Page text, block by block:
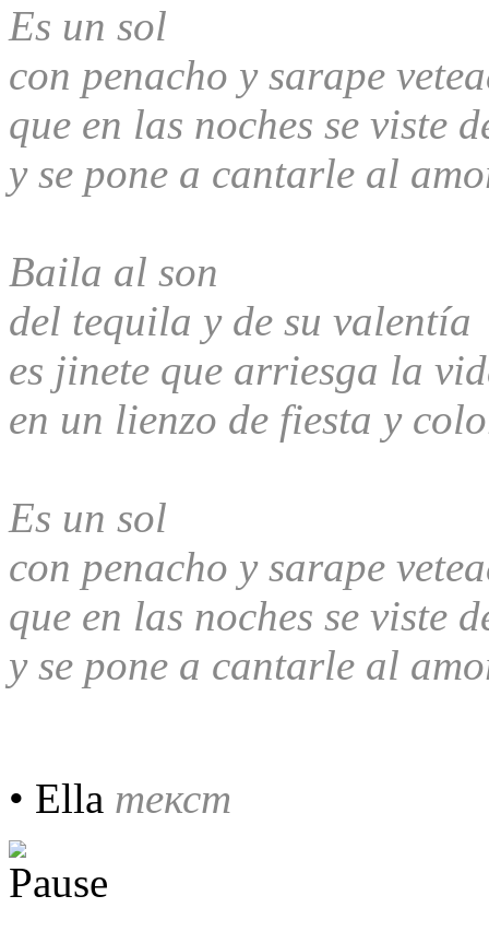
Es un sol
con penacho y sarape
que en las noches se viste
y se pone a cantarle al
Baila al son
del tequila y de su valentía
es jinete que arriesga la
en un lienzo de fiesta y
Es un sol
con penacho y sarape
que en las noches se viste
y se pone a cantarle al
• Ella текст